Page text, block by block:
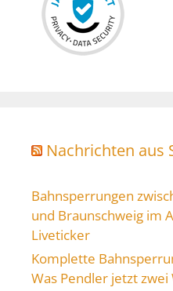
Nachrichten aus
Bahnsperrungen
und Braunschweig im
Liveticker
Komplette
Was Pendler jetzt